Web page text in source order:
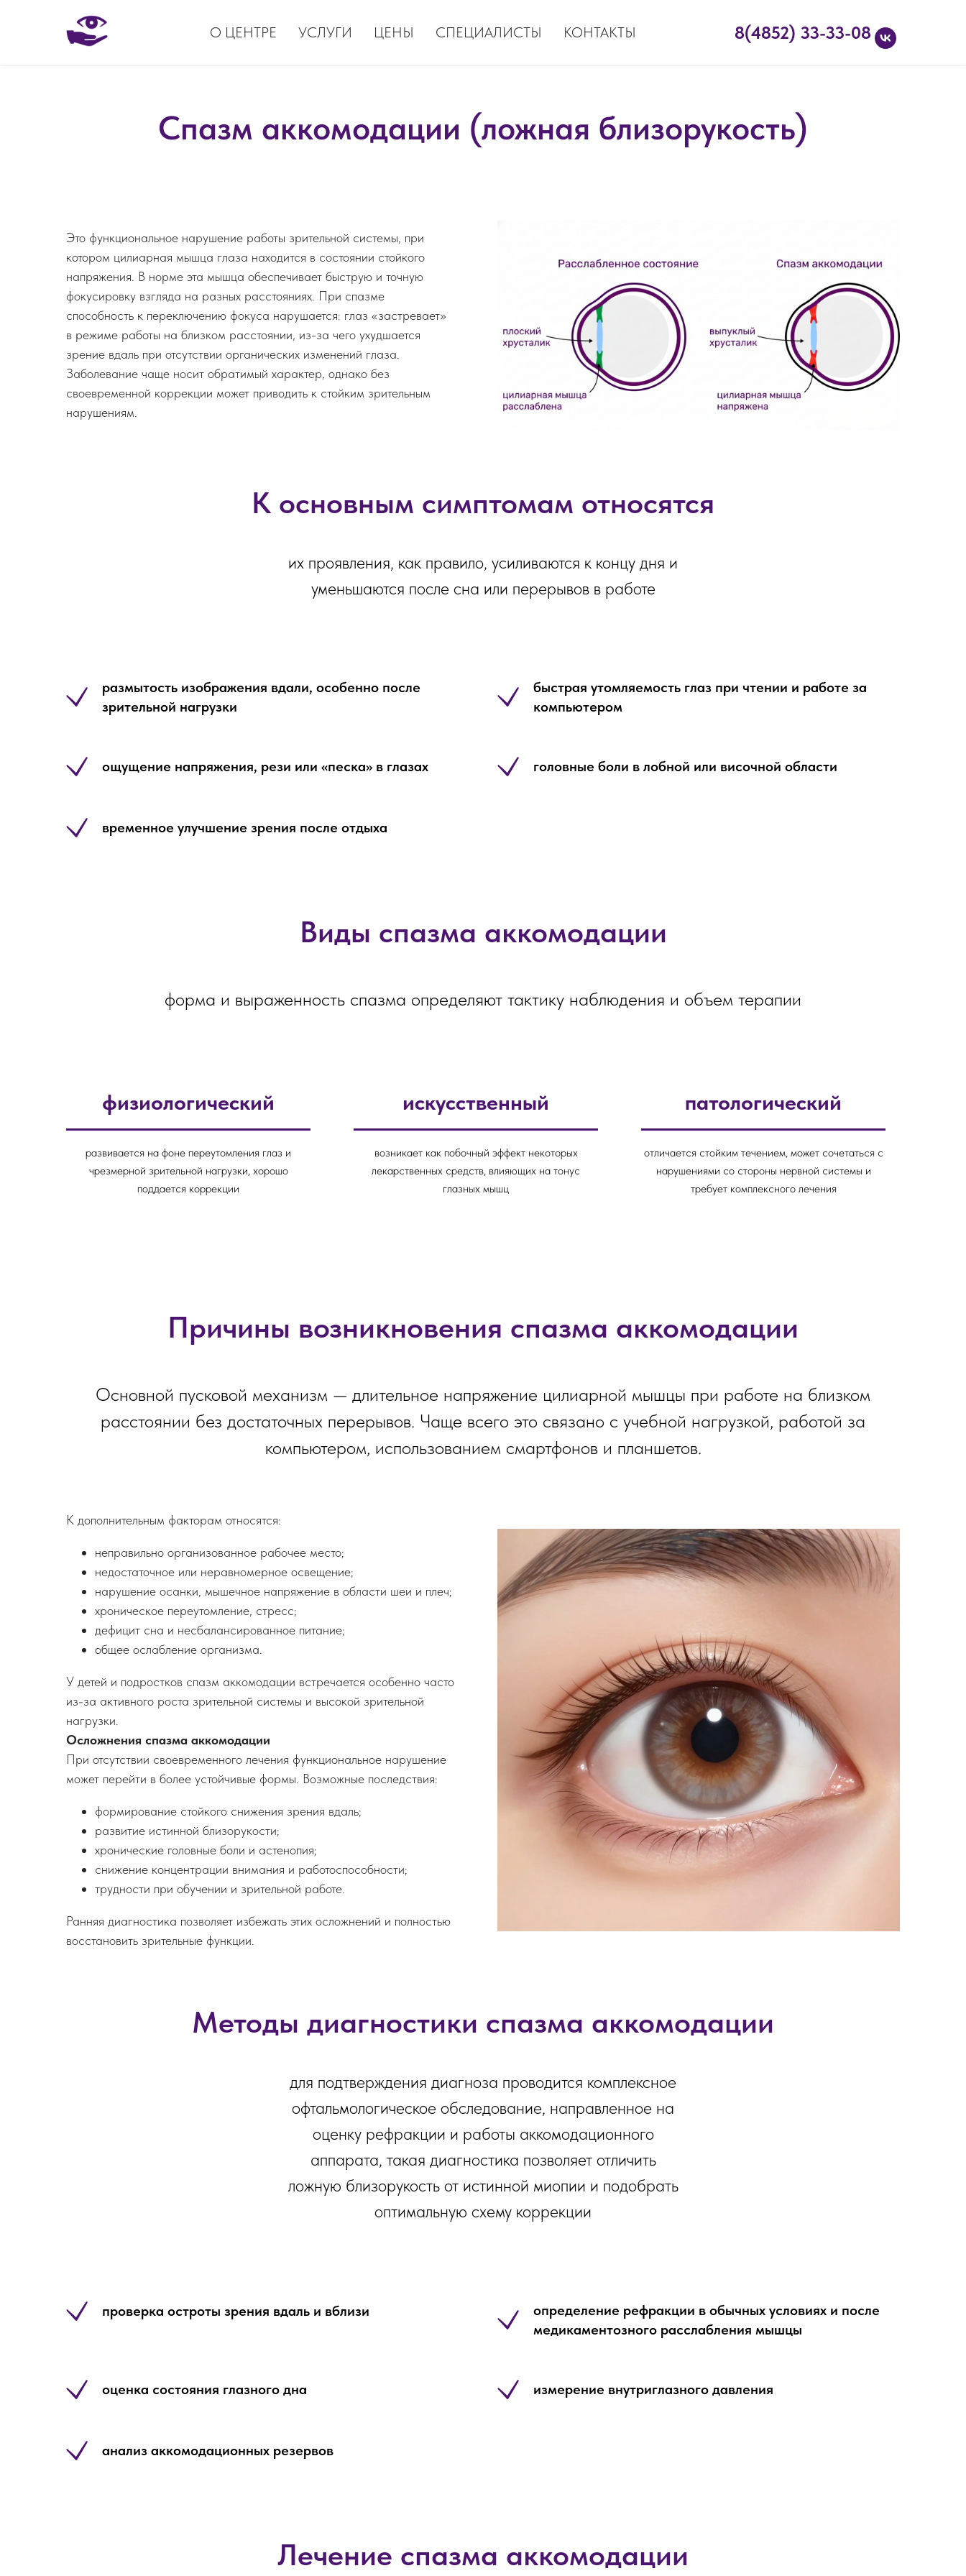
О ЦЕНТРЕ УСЛУГИ ЦЕНЫ СПЕЦИАЛИСТЫ КОНТАКТЫ 8(4852) 33-33-08
Спазм аккомодации (ложная близорукость)
Это функциональное нарушение работы зрительной системы, при
котором цилиарная мышца глаза находится в состоянии стойкого
напряжения. В норме эта мышца обеспечивает быструю и точную
фокусировку взгляда на разных расстояниях. При спазме
способность к переключению фокуса нарушается: глаз «застревает»
в режиме работы на близком расстоянии, из-за чего ухудшается
зрение вдаль при отсутствии органических изменений глаза.
Заболевание чаще носит обратимый характер, однако без
своевременной коррекции может приводить к стойким зрительным
нарушениям.
К основным симптомам относятся
их проявления, как правило, усиливаются к концу дня и
уменьшаются после сна или перерывов в работе
размытость изображения вдали, особенно после
зрительной нагрузки
быстрая утомляемость глаз при чтении и работе за
компьютером
ощущение напряжения, рези или «песка» в глазах головные боли в лобной или височной области
временное улучшение зрения после отдыха
Виды спазма аккомодации
форма и выраженность спазма определяют тактику наблюдения и объем терапии
физиологический
развивается на фоне переутомления глаз и
чрезмерной зрительной нагрузки, хорошо
поддается коррекции
искусственный
возникает как побочный эффект некоторых
лекарственных средств, влияющих на тонус
глазных мышц
патологический
отличается стойким течением, может сочетаться с
нарушениями со стороны нервной системы и
требует комплексного лечения
Причины возникновения спазма аккомодации
Основной пусковой механизм — длительное напряжение цилиарной мышцы при работе на близком
расстоянии без достаточных перерывов. Чаще всего это связано с учебной нагрузкой, работой за
компьютером, использованием смартфонов и планшетов.
К дополнительным факторам относятся:
неправильно организованное рабочее место;
недостаточное или неравномерное освещение;
нарушение осанки, мышечное напряжение в области шеи и плеч;
хроническое переутомление, стресс;
дефицит сна и несбалансированное питание;
общее ослабление организма.
У детей и подростков спазм аккомодации встречается особенно часто
из-за активного роста зрительной системы и высокой зрительной
нагрузки.
Осложнения спазма аккомодации
При отсутствии своевременного лечения функциональное нарушение
может перейти в более устойчивые формы. Возможные последствия:
формирование стойкого снижения зрения вдаль;
развитие истинной близорукости;
хронические головные боли и астенопия;
снижение концентрации внимания и работоспособности;
трудности при обучении и зрительной работе.
Ранняя диагностика позволяет избежать этих осложнений и полностью
восстановить зрительные функции.
Методы диагностики спазма аккомодации
для подтверждения диагноза проводится комплексное
офтальмологическое обследование, направленное на
оценку рефракции и работы аккомодационного
аппарата, такая диагностика позволяет отличить
ложную близорукость от истинной миопии и подобрать
оптимальную схему коррекции
проверка остроты зрения вдаль и вблизи
определение рефракции в обычных условиях и после
медикаментозного расслабления мышцы
оценка состояния глазного дна измерение внутриглазного давления
анализ аккомодационных резервов
Лечение спазма аккомодации